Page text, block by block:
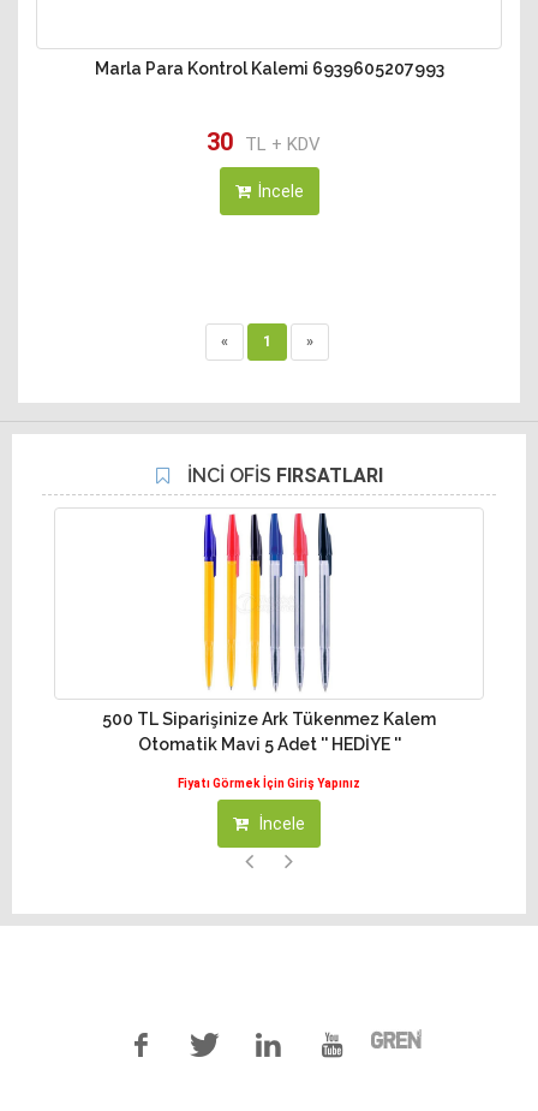
Marla Para Kontrol Kalemi 6939605207993
30 TL + KDV
İncele
« 1 »
İNCİ OFİS FIRSATLARI
Ark Tükenmez Kalem
Mavi 5 Adet '' HEDİYE ''
Fiyatı Görmek İçin Giriş Yapınız
1000 TL Siparişinize